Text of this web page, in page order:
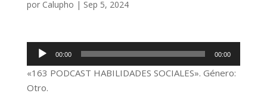
por Calupho | Sep 5, 2024
Reproductor
de
audio
00:00 00:00
«163 PODCAST HABILIDADES SOCIALES». Género:
Otro.